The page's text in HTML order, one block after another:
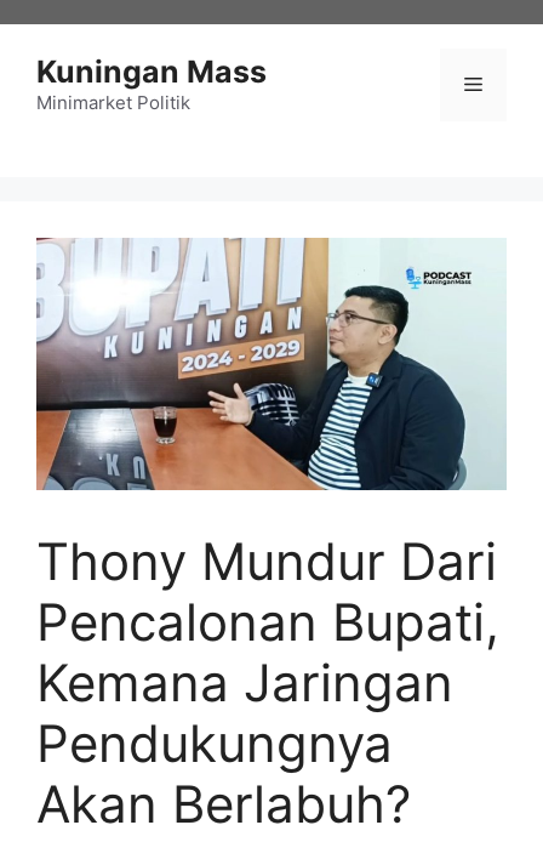
Kuningan Mass
Minimarket Politik
Menu
Thony Mundur Dari
Pencalonan Bupati,
Kemana Jaringan
Pendukungnya
Akan Berlabuh?